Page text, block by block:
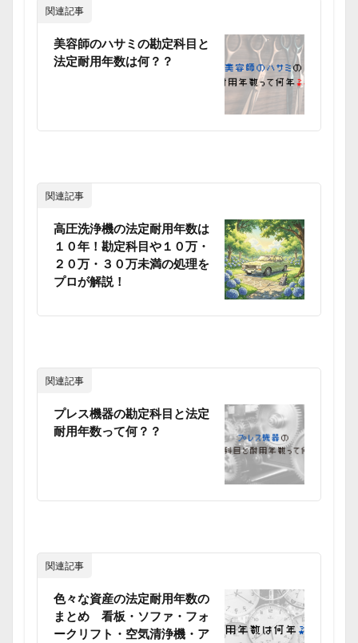
関連記事
美容師のハサミの勘定科目と
法定耐用年数は何？？
関連記事
高圧洗浄機の法定耐用年数は
１０年！勘定科目や１０万・
２０万・３０万未満の処理を
プロが解説！
関連記事
プレス機器の勘定科目と法定
耐用年数って何？？
関連記事
色々な資産の法定耐用年数の
まとめ 看板・ソファ・フォ
ークリフト・空気清浄機・ア